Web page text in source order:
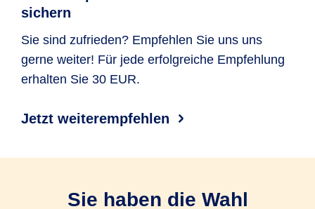
Ersatz von Schäden durch Tier­kollision
Sinne des
Alle Tiere
Ersatz von Schäden durch Erdbeben,
und Vulkan­ausbruch
Fährrisiko
Schlinger­schäden
optional optional
sichern
Sie sind zufrieden? Empfehlen Sie uns uns
gerne weiter! Für jede erfolgreiche Empfehlung
erhalten Sie 30 EUR.
Jetzt weiterempfehlen
Sie haben die Wahl